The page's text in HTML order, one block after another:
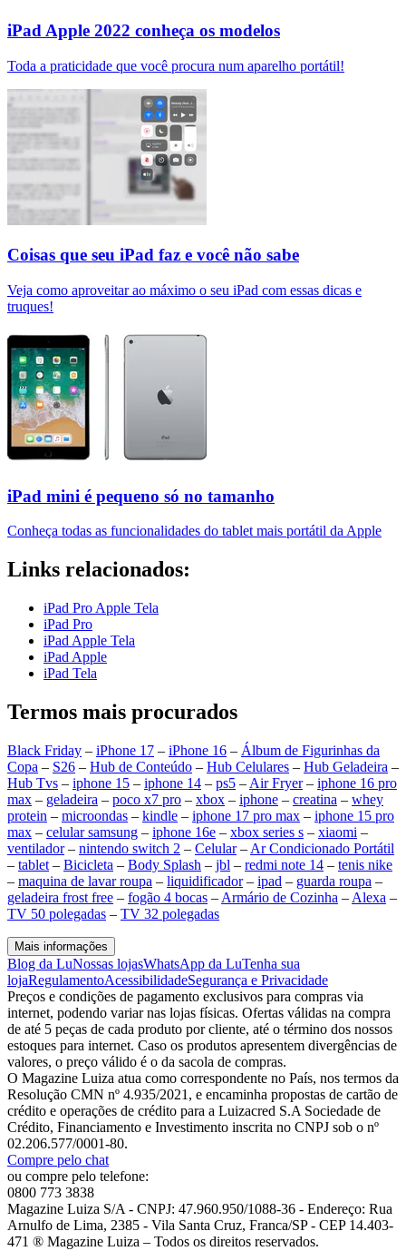
iPad Apple 2022 conheça os modelos
Toda a praticidade que você procura num aparelho portátil!
Coisas que seu iPad faz e você não sabe
Veja como aproveitar ao máximo o seu iPad com essas dicas e
truques!
iPad mini é pequeno só no tamanho
Conheça todas as funcionalidades do tablet mais portátil da Apple
Links relacionados:
iPad Pro Apple Tela
iPad Pro
iPad Apple Tela
iPad Apple
iPad Tela
Termos mais procurados
Black Friday – iPhone 17 – iPhone 16 – Álbum de Figurinhas da
Copa – S26 – Hub de Conteúdo – Hub Celulares – Hub Geladeira –
Hub Tvs – iphone 15 – iphone 14 – ps5 – Air Fryer– iphone 16 pro
max – geladeira – poco x7 pro – xbox – iphone – creatina – whey
protein – microondas – kindle – iphone 17 pro max – iphone 15 pro
max – celular samsung – iphone 16e – xbox series s – xiaomi –
ventilador– nintendo switch 2 – Celular– Ar Condicionado Portátil
– tablet – Bicicleta – Body Splash – jbl – redmi note 14 – tenis nike
– maquina de lavar roupa – liquidificador– ipad – guarda roupa –
geladeira frost free – fogão 4 bocas – Armário de Cozinha – Alexa –
TV 50 polegadas – TV 32 polegadas
Mais informações
Blog da LuNossas lojasWhatsApp da LuTenha sua
lojaRegulamentoAcessibilidadeSegurança e Privacidade
Preços e condições de pagamento exclusivos para compras via
internet, podendo variar nas lojas físicas. Ofertas válidas na compra
de até 5 peças de cada produto por cliente, até o término dos nossos
estoques para internet. Caso os produtos apresentem divergências de
valores, o preço válido é o da sacola de compras.
O Magazine Luiza atua como correspondente no País, nos termos da
Resolução CMN nº 4.935/2021, e encaminha propostas de cartão de
crédito e operações de crédito para a Luizacred S.A Sociedade de
Crédito, Financiamento e Investimento inscrita no CNPJ sob o nº
02.206.577/0001-80.
Compre pelo chat
ou compre pelo telefone:
0800 773 3838
Magazine Luiza S/A - CNPJ: 47.960.950/1088-36 - Endereço: Rua
Arnulfo de Lima, 2385 - Vila Santa Cruz, Franca/SP - CEP 14.403-
471 ® Magazine Luiza – Todos os direitos reservados.